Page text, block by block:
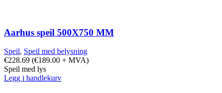
Aarhus speil 500X750 MM
Speil, Speil med belysning
€228.69 (€189.00 + MVA)
Speil med lys
Legg i handlekurv